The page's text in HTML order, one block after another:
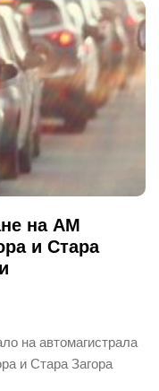
на АМ
и Стара
на автомагистрала
и Стара Загора